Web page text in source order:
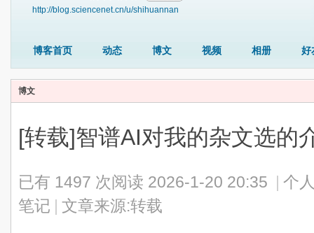
http://blog.sciencenet.cn/u/shihuannan
博客首页 动态 博文 视频 相册 好
博文
[转载]智谱AI对我的杂文选的
已有 1497 次阅读 2026-1-20 20:35
个
笔记
文章来源:转载